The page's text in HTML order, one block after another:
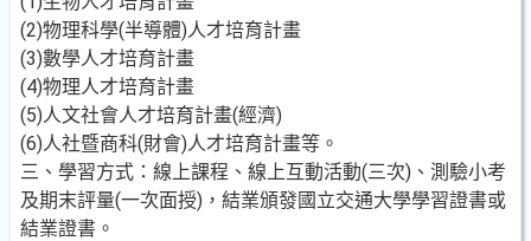
(2)物理科學(半導體)人才培育計畫
(3)數學人才培育計畫
(4)物理人才培育計畫
(5)人文社會人才培育計畫(經濟)
(6)人社暨商科(財會)人才培育計畫等。
三、學習方式：線上課程、線上互動活動(三次)、測驗小考
及期末評量(一次面授)，結業頒發國立交通大學學習證書或
結業證書。